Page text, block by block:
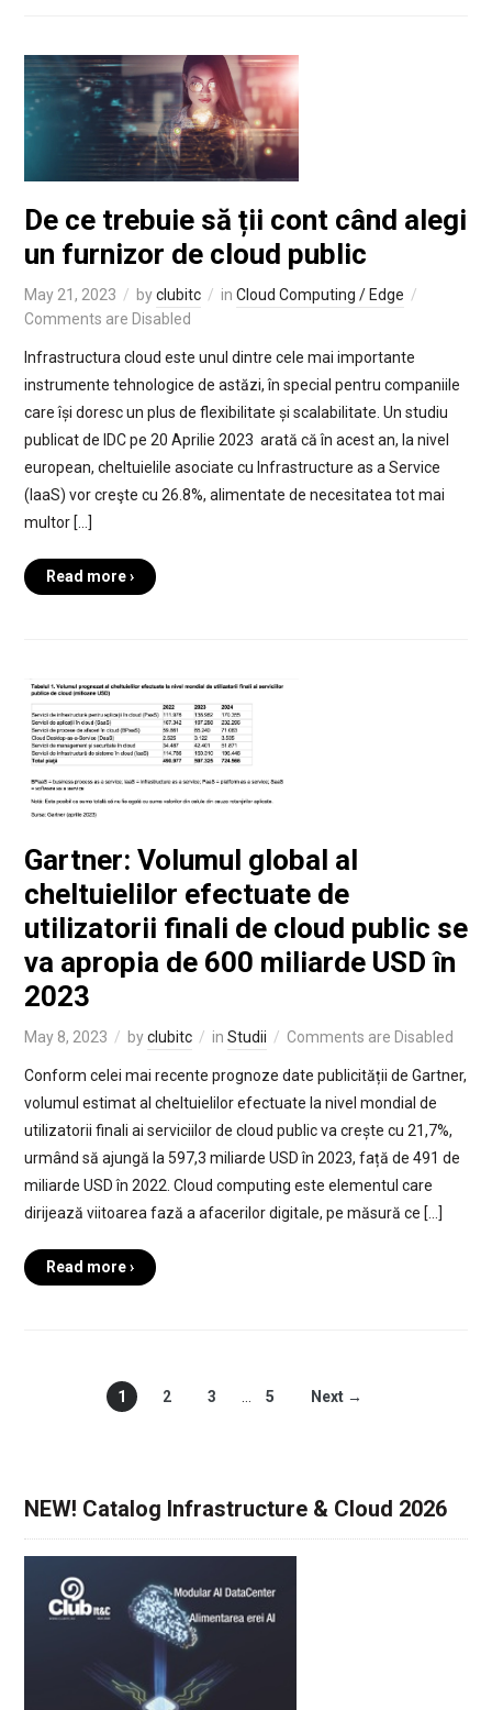
De ce trebuie să ții cont când alegi
un furnizor de cloud public
May 21, 2023 byclubitc in Cloud Computing / Edge
Comments are Disabled
Infrastructura cloud este unul dintre cele mai importante
instrumente tehnologice de astăzi, în special pentru companiile
care își doresc un plus de flexibilitate și scalabilitate. Un studiu
publicat de IDC pe 20 Aprilie 2023 arată că în acest an, la nivel
european, cheltuielile asociate cu Infrastructure as a Service
(IaaS) vor creşte cu 26.8%, alimentate de necesitatea tot mai
multor […]
Read more ›
Gartner: Volumul global al
cheltuielilor efectuate de
utilizatorii finali de cloud public se
va apropia de 600 miliarde USD în
2023
May 8, 2023 byclubitc in Studii Comments are Disabled
Conform celei mai recente prognoze date publicității de Gartner,
volumul estimat al cheltuielilor efectuate la nivel mondial de
utilizatorii finali ai serviciilor de cloud public va crește cu 21,7%,
urmând să ajungă la 597,3 miliarde USD în 2023, față de 491 de
miliarde USD în 2022. Cloud computing este elementul care
dirijează viitoarea fază a afacerilor digitale, pe măsură ce […]
Read more ›
1 2 3 5 Next →
NEW! Catalog Infrastructure & Cloud 2026